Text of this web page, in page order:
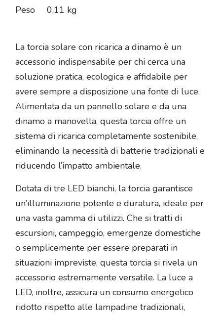
Peso
0,11 kg
La torcia solare con ricarica a dinamo è un
accessorio indispensabile per chi cerca una
soluzione pratica, ecologica e affidabile per
avere sempre a disposizione una fonte di luce.
Alimentata da un pannello solare e da una
dinamo a manovella, questa torcia offre un
sistema di ricarica completamente sostenibile,
eliminando la necessità di batterie tradizionali e
riducendo l’impatto ambientale.
Dotata di tre LED bianchi, la torcia garantisce
un’illuminazione potente e duratura, ideale per
una vasta gamma di utilizzi. Che si tratti di
escursioni, campeggio, emergenze domestiche
o semplicemente per essere preparati in
situazioni impreviste, questa torcia si rivela un
accessorio estremamente versatile. La luce a
LED, inoltre, assicura un consumo energetico
ridotto rispetto alle lampadine tradizionali,